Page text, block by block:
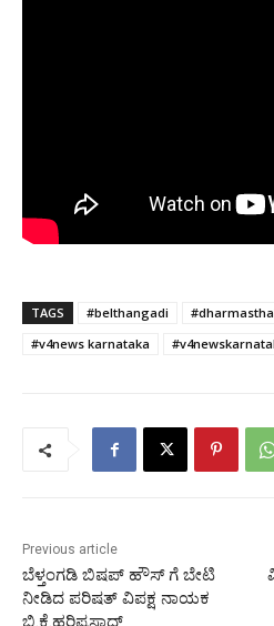
TAGS #belthangadi
#v4news karnataka
Previous article
ಬೆಳ್ತಂಗಡಿ ಬಿಷಪ್ ಹೌಸ್ ಗೆ ಬೇಟಿ
ನೀಡಿದ ಪರಿಷತ್ ವಿಪಕ್ಷ ನಾಯಕ
ಬಿ.ಕೆ.ಹರಿಪ್ರಸಾದ್